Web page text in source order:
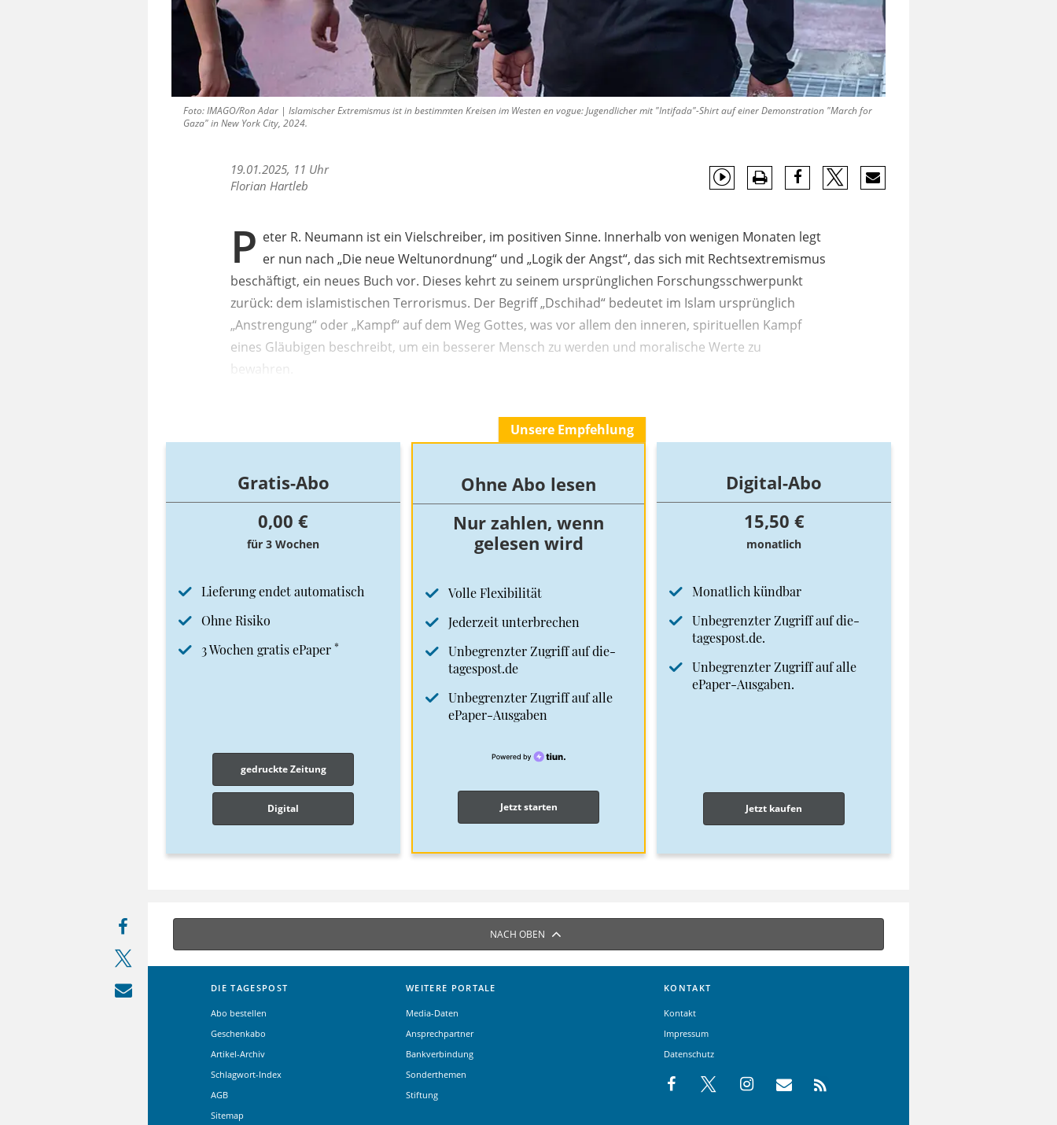
Foto: IMAGO/Ron Adar | Islamischer Extremismus ist in bestimmten Kreisen im Westen en vogue: Jugendlicher mit "Intifada"-Shirt auf einer Demonstration "March for
Gaza" in New York City, 2024.
19.01.2025, 11 Uhr
Florian Hartleb
P eter R. Neumann ist ein Vielschreiber, im positiven Sinne. Innerhalb von wenigen Monaten legt
er nun nach „Die neue Weltunordnung“ und „Logik der Angst“, das sich mit Rechtsextremismus
beschäftigt, ein neues Buch vor. Dieses kehrt zu seinem ursprünglichen Forschungsschwerpunkt
zurück: dem islamistischen Terrorismus. Der Begriff „Dschihad“ bedeutet im Islam ursprünglich
„Anstrengung“ oder „Kampf“ auf dem Weg Gottes, was vor allem den inneren, spirituellen Kampf
eines Gläubigen beschreibt, um ein besserer Mensch zu werden und moralische Werte zu
bewahren.
Gratis-Abo
0,00 €
für 3 Wochen
Lieferung endet automatisch
Ohne Risiko
3 Wochen gratis ePaper *
gedruckte Zeitung
Digital
Unsere Empfehlung
Ohne Abo lesen
Nur zahlen, wenn
gelesen wird
Volle Flexibilität
Jederzeit unterbrechen
Unbegrenzter Zugriff auf die-
tagespost.de
Unbegrenzter Zugriff auf alle
ePaper-Ausgaben
Jetzt starten
Digital-Abo
15,50 €
monatlich
Monatlich kündbar
Unbegrenzter Zugriff auf die-
tagespost.de.
Unbegrenzter Zugriff auf alle
ePaper-Ausgaben.
Jetzt kaufen
NACH OBEN
DIE TAGESPOST
Abo bestellen
Geschenkabo
Artikel-Archiv
Schlagwort-Index
AGB
Sitemap
WEITERE PORTALE
Media-Daten
Ansprechpartner
Bankverbindung
Sonderthemen
Stiftung
KONTAKT
Kontakt
Impressum
Datenschutz